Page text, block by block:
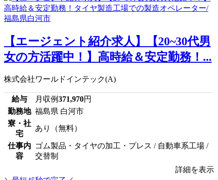
【エージェント紹介求人】【20~30代男
女の方活躍中！】高時給＆安定勤務！...
株式会社ワールドインテック(A)
給与 月収例371,970円
勤務地 福島県 白河市
寮・社
宅
あり（無料）
仕事内
容
ゴム製品・タイヤの加工・プレス / 自動車系工場 /
交替制
詳細を表示